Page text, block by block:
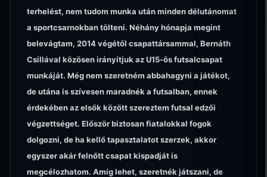
terhelést, nem tudom munka után minden délutánomat
a sportcsarnokban tölteni. Néhány hónapja megint
belevágtam, 2014 végétől csapattársammal, Bernáth
Csillával közösen irányítjuk az U15-ös futsalcsapat
munkáját. Még nem szeretném abbahagyni a játékot,
de utána is szívesen maradnék a futsalban, ennek
érdekében az elsők között szereztem futsal edzői
végzettséget. Először biztosan fiatalokkal fogok
dolgozni, de ha kellő tapasztalatot szerzek, akkor
egyszer akár felnőtt csapat kispadját is
megcélozhatom. Amíg lehet, szeretnék játszani, de